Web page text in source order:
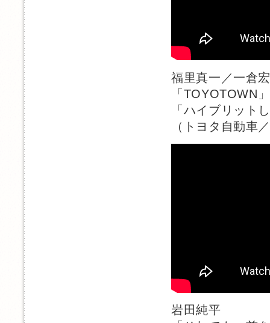
福里真一／一倉
「TOYOTOWN」
「ハイブリット
（トヨタ自動車
岩田純平